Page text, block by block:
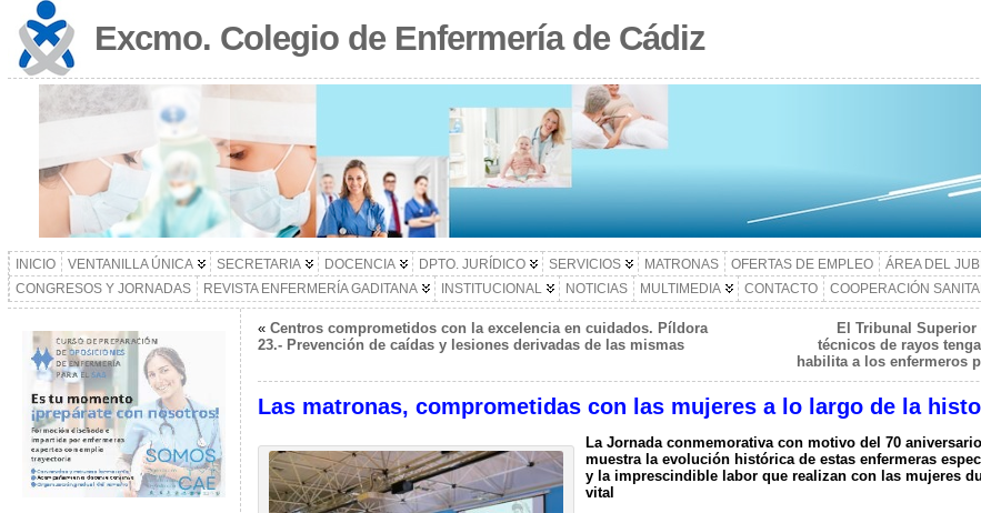
Excmo. Colegio de Enfermería de Cádiz
INICIO VENTANILLA ÚNICA SECRETARIA DOCENCIA DPTO. JURÍDICO SERVICIOS MATRONAS OFERTAS DE EMPLEO ÁREA DEL
CONGRESOS Y JORNADAS
REVISTA ENFERMERÍA GADITANA INSTITUCIONAL NOTICIAS MULTIMEDIA CONTACTO COOPERACIÓN
« Centros comprometidos con la excelencia en cuidados. Píldora
23.- Prevención de caídas y lesiones derivadas de las mismas
El Tribunal
técnicos de rayos
habilita a los enfermeros
Las matronas, comprometidas con las mujeres a lo largo de la
La Jornada conmemorativa con motivo del 70
muestra la evolución histórica de estas enfermeras
y la imprescindible labor que realizan con las mujeres
vital